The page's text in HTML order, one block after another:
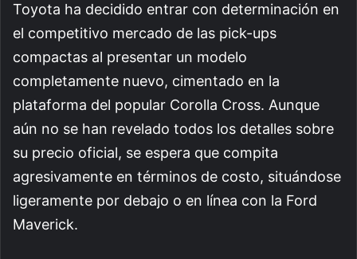
Toyota ha decidido entrar con determinación en
el competitivo mercado de las pick-ups
compactas al presentar un modelo
completamente nuevo, cimentado en la
plataforma del popular Corolla Cross. Aunque
aún no se han revelado todos los detalles sobre
su precio oficial, se espera que compita
agresivamente en términos de costo, situándose
ligeramente por debajo o en línea con la Ford
Maverick.